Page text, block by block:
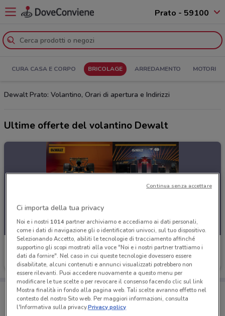
Prato - 59100
CURA CASA E CORPO BRICOLAGE ARREDAMENTO MOTORI
Dewalt Prato: Volantino, Orari di apertura e Indirizzi
Ultime offerte del volantino Dewalt
Dewalt
Scade il 31/08
Porta DoveConviene sempre con te!
Puoi trovare le migliori offerte dei negozi vicino a te,
salvarle e creare la tua lista del risparmio, comodamente
Ci importa della tua privacy
Noi e i nostri 1014partner archiviamo e accediamo ai dati personali,
come i dati di navigazione gli o identificatori univoci, sul tuo dispositivo.
Selezionando Accetto, abiliti le tecnologie di tracciamento affinché
supportino gli scopi mostrati alla voce "Noi e i nostri partner trattiamo i
dati da fornire". Nel caso in cui queste tecnologie dovessero essere
disabilitate, alcuni contenuti e annunci visualizzati potrebbero non
essere rilevanti. Puoi accedere nuovamente a questo menu per
modificare le tue scelte o per revocare il consenso facendo clic sul link
Mostra finalità in fondo alla pagina web. Tali scelte avranno effetto nel
contesto del nostro Sito web. Per maggiori informazioni, consulta
l'Informativa sulla privacy.Privacy policy
Continua senza accettare